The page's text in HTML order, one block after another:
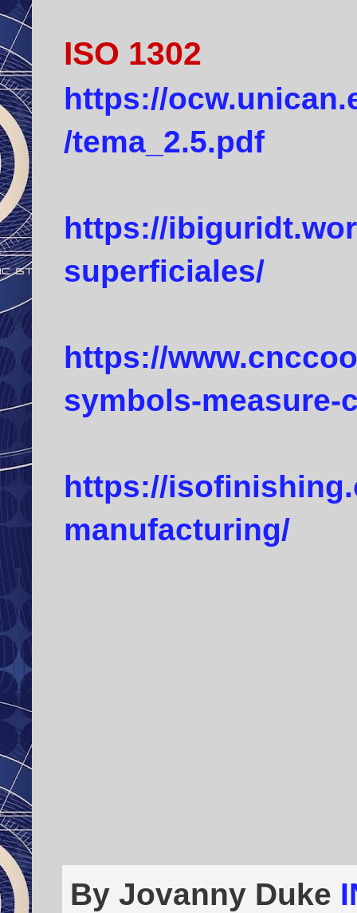
ISO 1302
https://
/tema_2.5.pdf
https://
superficiales/
https://
symbols-measure-
https://
manufacturing/
By Jovanny Duke